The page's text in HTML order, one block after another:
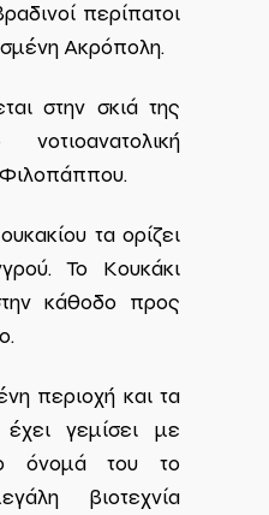
περίπατοι
Ακρόπολη.
στην σκιά της
τα ορίζει
Το Κουκάκι
κάθοδο προς
περιοχή και τα
έχει γεμίσει με
όνομά του το
βιοτεχνία